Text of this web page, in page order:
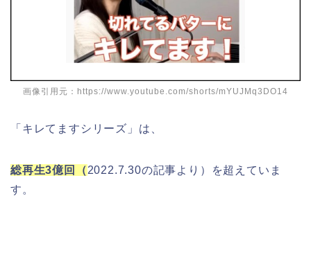
画像引用元：https://www.youtube.com/shorts/mYUJMq3DO14
「キレてますシリーズ」は、
総再生3億回（2022.7.30の記事より）を超えていま
す。